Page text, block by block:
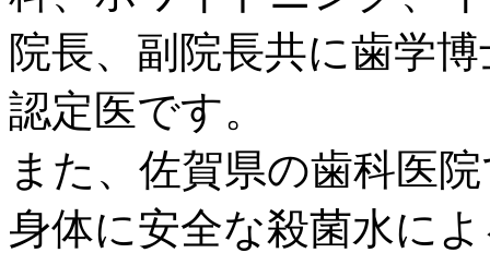
院長、副院長共に歯学
認定医です。
また、佐賀県の歯科医
身体に安全な殺菌水に